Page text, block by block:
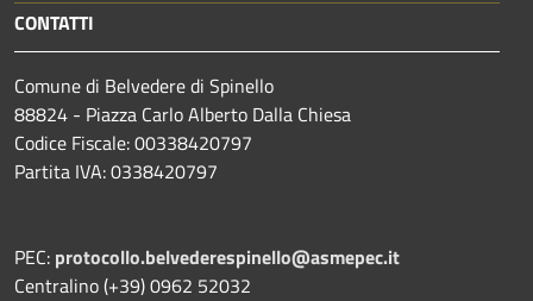
CONTATTI
Comune di Belvedere di Spinello
88824 - Piazza Carlo Alberto Dalla Chiesa
Codice Fiscale: 00338420797
Partita IVA: 0338420797
PEC: protocollo.belvederespinello@asmepec.it
Centralino (+39) 0962 52032